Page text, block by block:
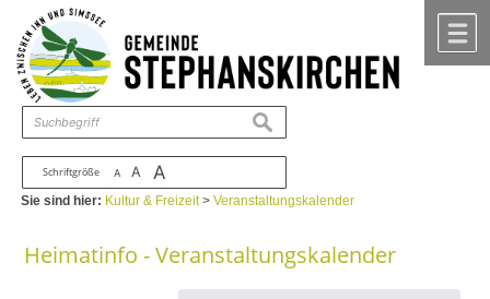
Zum Inhalt ,zur Navigation
Schriftgröße A A A
suchen
Sie sind hier: Kultur & Freizeit>Veranstaltungskalender
Heimatinfo - Veranstaltungskalender